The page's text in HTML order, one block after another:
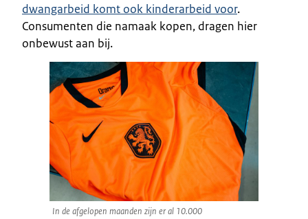
dwangarbeid komt ook kinderarbeid voor.
Consumenten die namaak kopen, dragen hier
onbewust aan bij.
In de afgelopen maanden zijn er al 10.000